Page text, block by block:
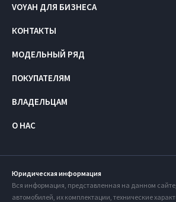
VOYAH ДЛЯ БИЗНЕСА
КОНТАКТЫ
МОДЕЛЬНЫЙ РЯД
ПОКУПАТЕЛЯМ
ВЛАДЕЛЬЦАМ
О НАС
Юридическая информация
Вся информация, представленная на данном
автомобилей, их комплектации, технические